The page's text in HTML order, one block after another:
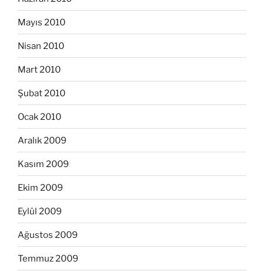
Mayıs 2010
Nisan 2010
Mart 2010
Şubat 2010
Ocak 2010
Aralık 2009
Kasım 2009
Ekim 2009
Eylül 2009
Ağustos 2009
Temmuz 2009